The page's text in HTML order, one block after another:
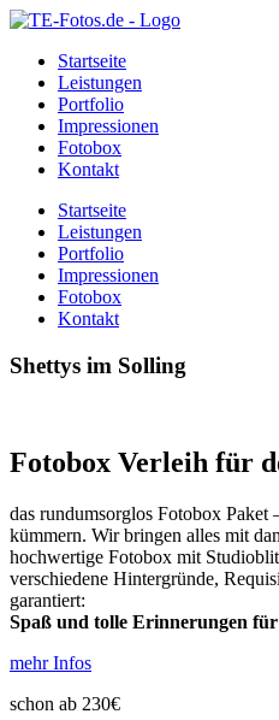
Startseite
Leistungen
Portfolio
Impressionen
Fotobox
Kontakt
Startseite
Leistungen
Portfolio
Impressionen
Fotobox
Kontakt
Shettys im Solling
Fotobox Verleih für
das rundumsorglos Fotobox Paket
kümmern. Wir bringen alles mit
hochwertige Fotobox mit
verschiedene Hintergründe,
garantiert:
Spaß und tolle Erinnerungen für
mehr Infos
schon ab 230€